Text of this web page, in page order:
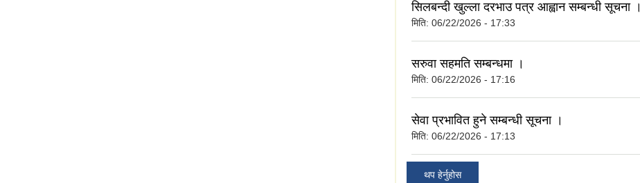
सिलबन्दी खुल्ला दरभाउ पत्र आह्वान सम्बन्धी सूचना ।
मिति: 06/22/2026 - 17:33
सरुवा सहमति सम्बन्धमा ।
मिति: 06/22/2026 - 17:16
सेवा प्रभावित हुने सम्बन्धी सूचना ।
मिति: 06/22/2026 - 17:13
थप हेर्नुहोस